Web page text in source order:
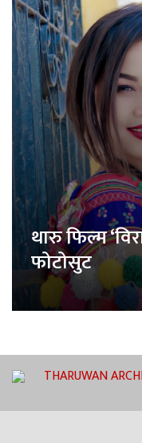
थारु फिल्म
फोटोसुट
THARUWAN